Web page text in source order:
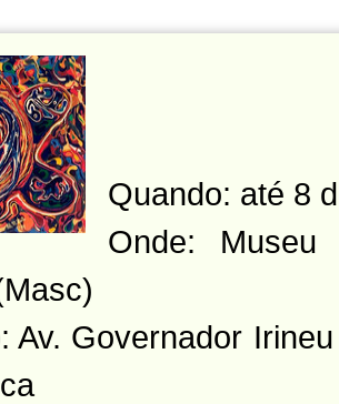
Quando: até 8
Onde:
Av. Governador